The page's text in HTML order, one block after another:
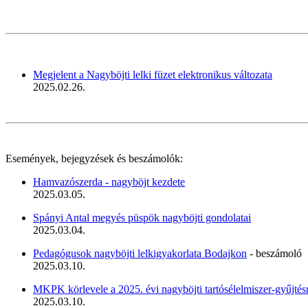
Megjelent a Nagyböjti lelki füzet elektronikus változata
2025.02.26.
Események, bejegyzések és beszámolók:
Hamvazószerda - nagyböjt kezdete
2025.03.05.
Spányi Antal megyés püspök nagyböjti gondolatai
2025.03.04.
Pedagógusok nagyböjti lelkigyakorlata Bodajkon - beszámoló
2025.03.10.
MKPK körlevele a 2025. évi nagyböjti tartósélelmiszer-
2025.03.10.